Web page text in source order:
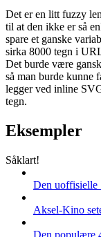
Det er en litt fuzzy
til at den ikke er så
spare et ganske
sirka 8000 tegn i
Det burde være
så man burde kunne
legger ved inline
tegn.
Eksempler
Såklart!
Den uoffisielle
Aksel-Kino
Den populære